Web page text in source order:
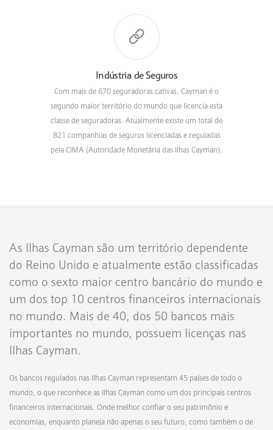
Indústria de Seguros
Com mais de 670 seguradoras cativas, Cayman é o
segundo maior território do mundo que licencia esta
classe de seguradoras. Atualmente existe um total de
821 companhias de seguros licenciadas e reguladas
pela CIMA (Autoridade Monetária das Ilhas Cayman).
As Ilhas Cayman são um território dependente
do Reino Unido e atualmente estão classificadas
como o sexto maior centro bancário do mundo e
um dos top 10 centros financeiros internacionais
no mundo. Mais de 40, dos 50 bancos mais
importantes no mundo, possuem licenças nas
Ilhas Cayman.
Os bancos regulados nas Ilhas Cayman representam 45 países de todo o
mundo, o que reconhece as Ilhas Cayman como um dos principais centros
financeiros internacionais. Onde melhor confiar o seu patrimônio e
economias, enquanto planeja não apenas o seu futuro, como também o de